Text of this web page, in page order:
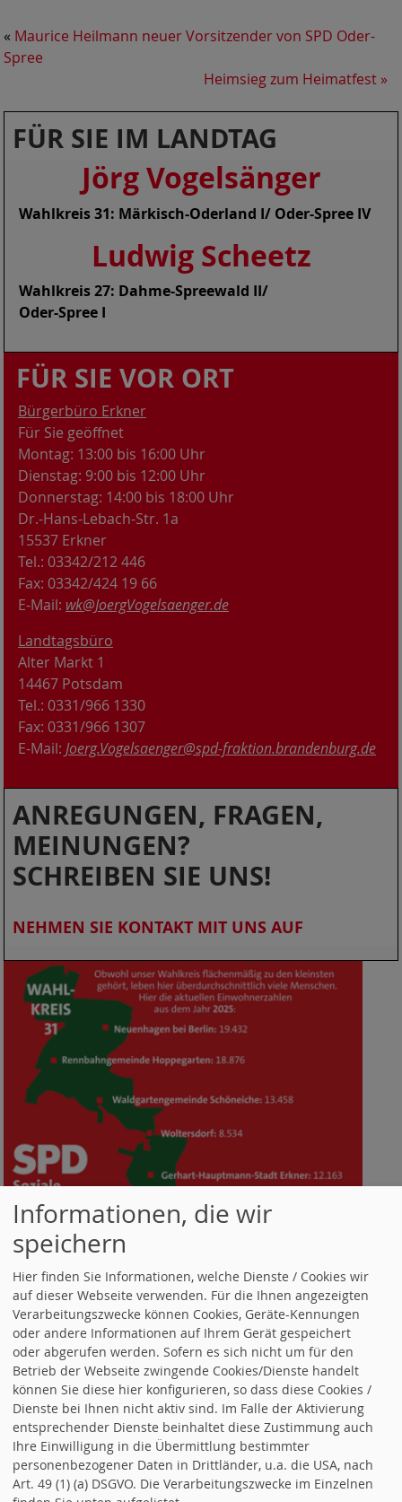
« Maurice Heilmann neuer Vorsitzender von SPD Oder-
Spree
Heimsieg zum Heimatfest »
FÜR SIE IM LANDTAG
Jörg Vogelsänger
Wahlkreis 31: Märkisch-Oderland I/ Oder-Spree IV
Ludwig Scheetz
Wahlkreis 27: Dahme-Spreewald II/
Oder-Spree I
FÜR SIE VOR ORT
Bürgerbüro Erkner
Für Sie geöffnet
Montag: 13:00 bis 16:00 Uhr
Dienstag: 9:00 bis 12:00 Uhr
Donnerstag: 14:00 bis 18:00 Uhr
Dr.-Hans-Lebach-Str. 1a
15537 Erkner
Tel.: 03342/212 446
Fax: 03342/424 19 66
E-Mail: wk@JoergVogelsaenger.de
Landtagsbüro
Alter Markt 1
14467 Potsdam
Tel.: 0331/966 1330
Fax: 0331/966 1307
E-Mail: Joerg.Vogelsaenger@spd-fraktion.brandenburg.de
ANREGUNGEN, FRAGEN,
MEINUNGEN?
SCHREIBEN SIE UNS!
NEHMEN SIE KONTAKT MIT UNS AUF
DIE REGION
Informationen, die wir
speichern
Hier finden Sie Informationen, welche Dienste / Cookies wir
auf dieser Webseite verwenden. Für die Ihnen angezeigten
Verarbeitungszwecke können Cookies, Geräte-Kennungen
oder andere Informationen auf Ihrem Gerät gespeichert
oder abgerufen werden. Sofern es sich nicht um für den
Betrieb der Webseite zwingende Cookies/Dienste handelt
können Sie diese hier konfigurieren, so dass diese Cookies /
Dienste bei Ihnen nicht aktiv sind. Im Falle der Aktivierung
entsprechender Dienste beinhaltet diese Zustimmung auch
Ihre Einwilligung in die Übermittlung bestimmter
personenbezogener Daten in Drittländer, u.a. die USA, nach
Art. 49 (1) (a) DSGVO. Die Verarbeitungszwecke im Einzelnen